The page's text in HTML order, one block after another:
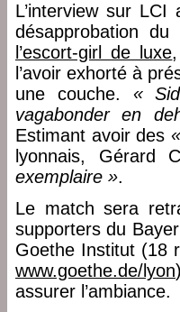
L’interview sur
désapprobation
l’escort-girl de luxe
l’avoir exhorté à
une couche. «
vagabonder en
Estimant avoir des
lyonnais, Gérard
exemplaire ».
Le match sera
supporters du
Goethe Institut (18
www.goethe.de/lyon
assurer l’ambiance.